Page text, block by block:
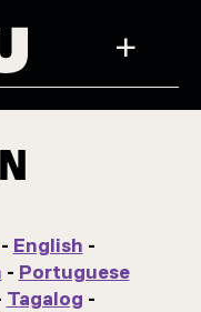
+
- English -
- Portuguese
Tagalog -